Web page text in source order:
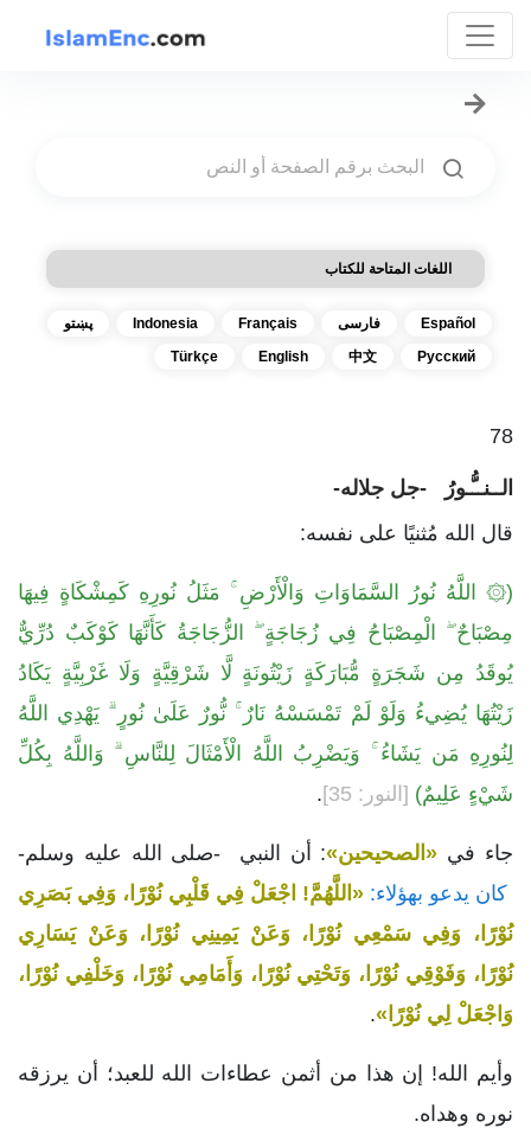
اللغات المتاحة للكتاب
Español فارسی Français
Indonesia
پښتو
Русский
中文
English
Türkçe
78
الــنــُّـورُ -جل جلاله-
قال الله مُثنيًا على نفسه:
(۞ اللَّهُ نُورُ السَّمَاوَاتِ وَالْأَرْضِ ۚ مَثَلُ نُورِهِ كَمِشْكَاةٍ فِيهَا
مِصْبَاحٌ ۖ الْمِصْبَاحُ فِي زُجَاجَةٍ ۖ الزُّجَاجَةُ كَأَنَّهَا كَوْكَبٌ دُرِّيٌّ
يُوقَدُ مِن شَجَرَةٍ مُّبَارَكَةٍ زَيْتُونَةٍ لَّا شَرْقِيَّةٍ وَلَا غَرْبِيَّةٍ يَكَادُ
زَيْتُهَا يُضِيءُ وَلَوْ لَمْ تَمْسَسْهُ نَارٌ ۚ نُّورٌ عَلَىٰ نُورٍ ۗ يَهْدِي اللَّهُ
لِنُورِهِ مَن يَشَاءُ ۚ وَيَضْرِبُ اللَّهُ الْأَمْثَالَ لِلنَّاسِ ۗ وَاللَّهُ بِكُلِّ
شَيْءٍ عَلِيمٌ) [النور: 35] .
جاء في «الصحيحين»: أن النبي -صلى الله عليه وسلم-
كان يدعو بهؤلاء: «اللَّهُمَّ! اجْعَلْ فِي قَلْبِي نُوْرًا، وَفِي بَصَرِي
نُوْرًا، وَفِي سَمْعِي نُوْرًا، وَعَنْ يَمِينِي نُوْرًا، وَعَنْ يَسَارِي
نُوْرًا، وَفَوْقِي نُوْرًا، وَتَحْتِي نُوْرًا، وَأَمَامِي نُوْرًا، وَخَلْفِي نُوْرًا،
وَاجْعَلْ لِي نُوْرًا».
وأيم الله! إن هذا من أثمن عطاءات الله للعبد؛ أن يرزقه
نوره وهداه.